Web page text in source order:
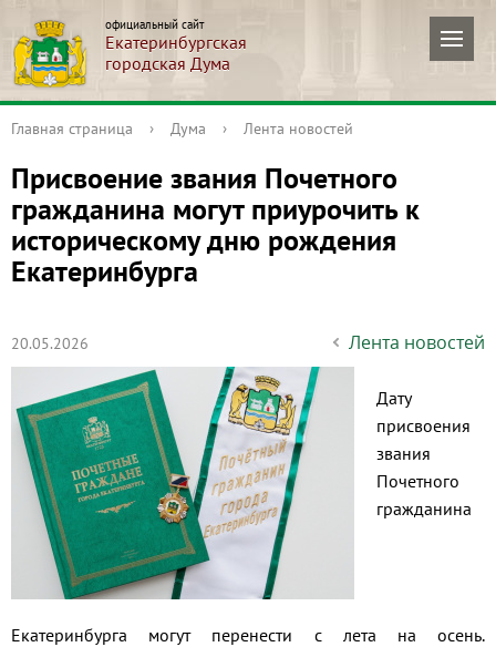
официальный сайт
Екатеринбургская
городская Дума
Главная страница › Дума › Лента новостей
Присвоение звания Почетного
гражданина могут приурочить к
историческому дню рождения
Екатеринбурга
20.05.2026 Лента новостей
Дату
присвоения
звания
Почетного
гражданина
Екатеринбурга могут перенести с лета на осень.